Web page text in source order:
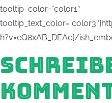
tooltip_color=“color1″
h?v=eQ8xAB_DEAc[/